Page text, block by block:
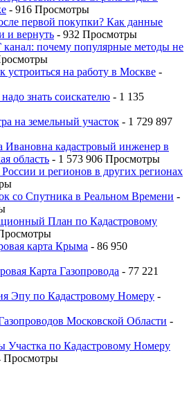
- 916 Просмотры
первой покупки? Как данные
и вернуть - 932 Просмотры
канал: почему популярные методы не
устроиться на работу в Москве -
знать соискателю - 1 135
на земельный участок - 1 729 897
Ивановна кадастровый инженер в
область - 1 573 906 Просмотры
России и регионов в других регионах
со Спутника в Реальном Времени -
План по Кадастровому
карта Крыма - 86 950
Карта Газопровода - 77 221
Эпу по Кадастровому Номеру -
Московской Области -
Участка по Кадастровому Номеру
Просмотры